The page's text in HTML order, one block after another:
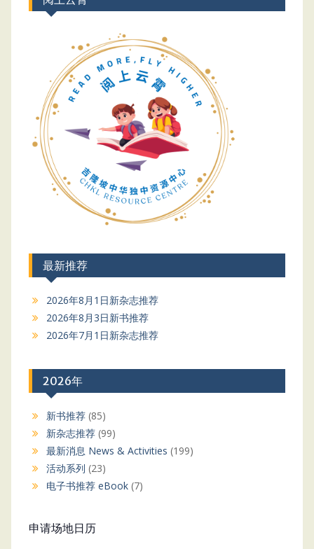
最新推荐
2026年8月1日新杂志推荐
2026年8月3日新书推荐
2026年7月1日新杂志推荐
2026年
新书推荐(85)
新杂志推荐(99)
最新消息 News & Activities (199)
活动系列 (23)
电子书推荐 eBook(7)
申请场地日历